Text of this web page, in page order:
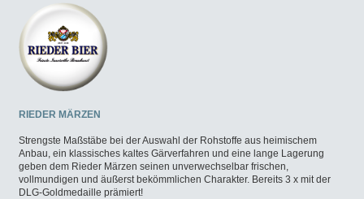
RIEDER MÄRZEN
Strengste Maßstäbe bei der Auswahl der Rohstoffe aus heimischem
Anbau, ein klassisches kaltes Gärverfahren und eine lange Lagerung
geben dem Rieder Märzen seinen unverwechselbar frischen,
vollmundigen und äußerst bekömmlichen Charakter. Bereits 3 x mit der
DLG-Goldmedaille prämiert!